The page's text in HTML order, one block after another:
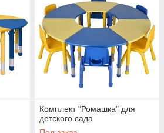
Комплект "Ромашка" для
детского сада